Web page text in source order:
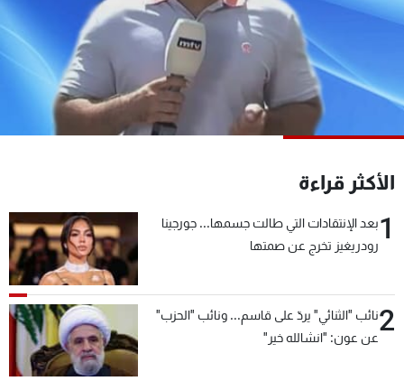
الأكثر قراءة
1بعد الإنتقادات التي طالت جسمها... جورجينا
رودريغيز تخرج عن صمتها
2نائب "الثنائي" يردّ على قاسم... ونائب "الحزب"
عن عون: "انشالله خير"
جدول البرامج
شاهد البرامج
الترددات
الإنـتـاج
سياسة الخصوصية